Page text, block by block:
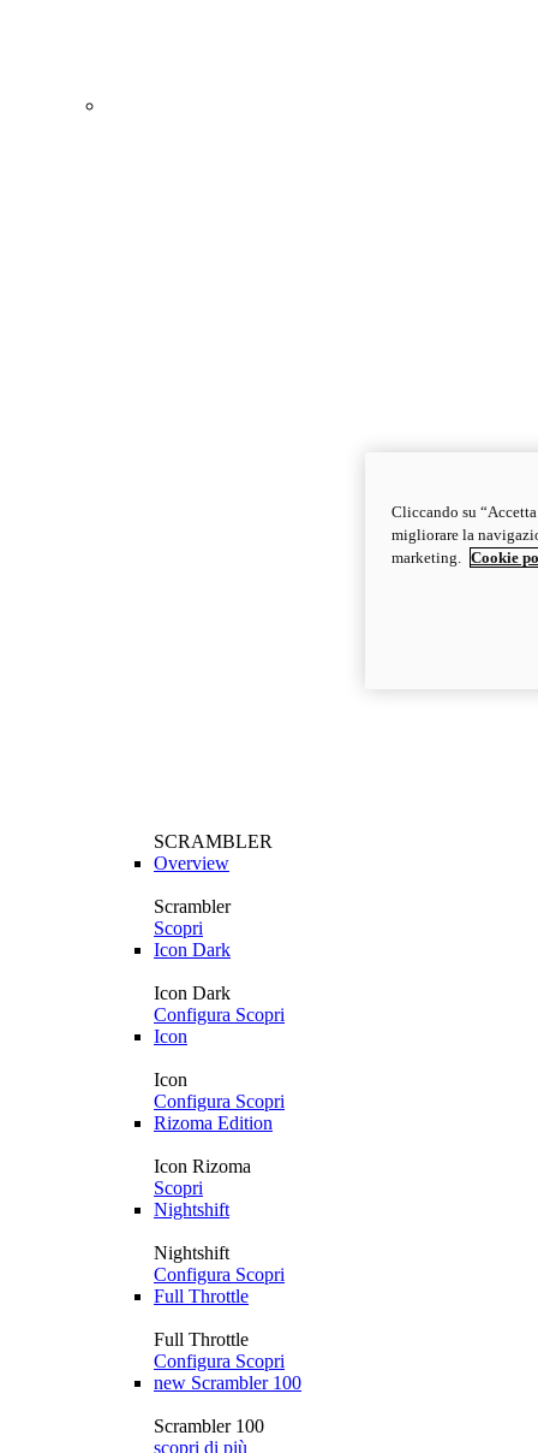
SCRAMBLER
Overview
Scrambler
Scopri
Icon Dark
Icon Dark
Configura Scopri
Icon
Icon
Configura Scopri
Rizoma Edition
Icon Rizoma
Scopri
Nightshift
Nightshift
Configura Scopri
Full Throttle
Full Throttle
Configura Scopri
new Scrambler 100
Scrambler 100
scopri di più
Cliccando su
migliorare la
marketing.
Cookie